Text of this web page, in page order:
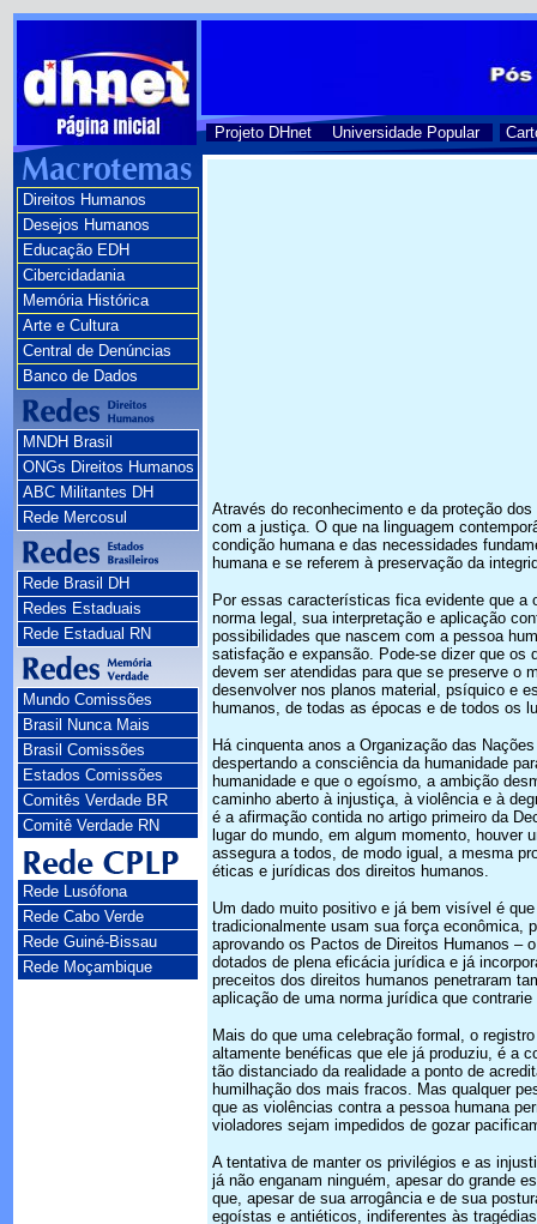
Projeto DHnet Universidade Popular
Direitos Humanos
Desejos Humanos
Educação EDH
Cibercidadania
Memória Histórica
Arte e Cultura
Central de Denúncias
Banco de Dados
MNDH Brasil
ONGs Direitos Humanos
ABC Militantes DH
Rede Mercosul
Rede Brasil DH
Redes Estaduais
Rede Estadual RN
Mundo Comissões
Brasil Nunca Mais
Brasil Comissões
Estados Comissões
Comitês Verdade BR
Comitê Verdade RN
Rede Lusófona
Rede Cabo Verde
Rede Guiné-Bissau
Rede Moçambique
Através do reconhecimento e da proteção
com a justiça. O que na linguagem
condição humana e das necessidades
humana e se referem à preservação da
Por essas características fica evidente que a
norma legal, sua interpretação e aplicação
possibilidades que nascem com a pessoa
satisfação e expansão. Pode-se dizer que os
devem ser atendidas para que se preserve o
desenvolver nos planos material, psíquico e
humanos, de todas as épocas e de todos os
Há cinquenta anos a Organização das
despertando a consciência da humanidade
humanidade e que o egoísmo, a ambição
caminho aberto à injustiça, à violência e à
é a afirmação contida no artigo primeiro da
lugar do mundo, em algum momento, houver
assegura a todos, de modo igual, a mesma
éticas e jurídicas dos direitos humanos.
Um dado muito positivo e já bem visível é
tradicionalmente usam sua força econômica,
aprovando os Pactos de Direitos Humanos –
dotados de plena eficácia jurídica e já
preceitos dos direitos humanos penetraram
aplicação de uma norma jurídica que
Mais do que uma celebração formal, o
altamente benéficas que ele já produziu, é a
tão distanciado da realidade a ponto de
humilhação dos mais fracos. Mas qualquer
que as violências contra a pessoa humana
violadores sejam impedidos de gozar
A tentativa de manter os privilégios e as
já não enganam ninguém, apesar do grande
que, apesar de sua arrogância e de sua
egoístas e antiéticos, indiferentes às